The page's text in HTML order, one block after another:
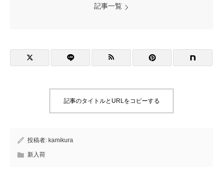
記事一覧
記事のタイトルとURLをコピーする
投稿者: kamikura
新入荷